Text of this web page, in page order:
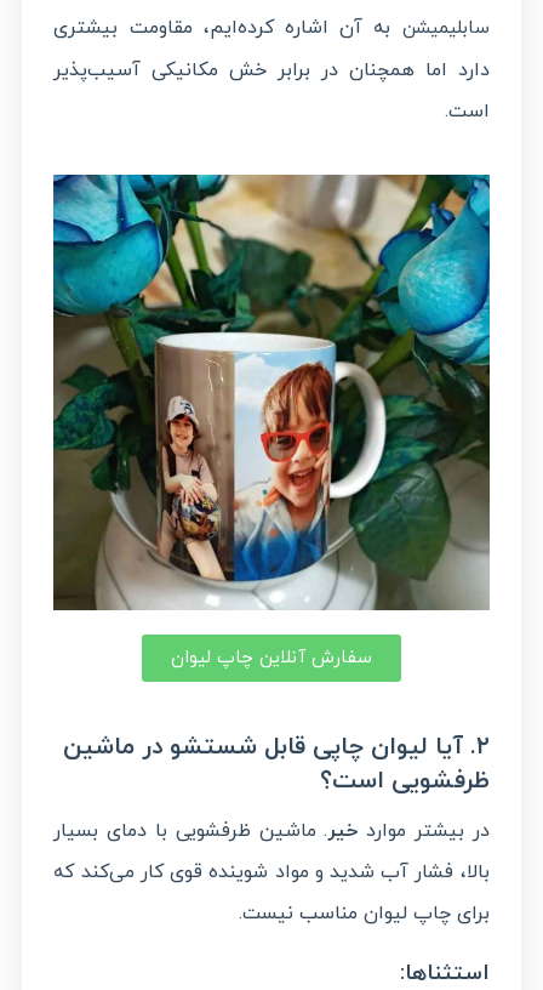
سابلیمیشن به آن اشاره کرده‌ایم، مقاومت بیشتری
دارد اما همچنان در برابر خش مکانیکی آسیب‌پذیر
است.
سفارش آنلاین چاپ لیوان
۲. آیا لیوان چاپی قابل شستشو در ماشین
ظرفشویی است؟
در بیشتر موارد خیر. ماشین ظرفشویی با دمای بسیار
بالا، فشار آب شدید و مواد شوینده قوی کار می‌کند که
برای چاپ لیوان مناسب نیست.
استثناها: